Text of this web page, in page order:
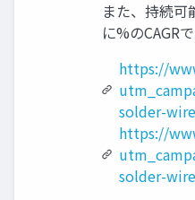
また、持続
に%のCAGR
https://
solder-wire
https://
solder-wire